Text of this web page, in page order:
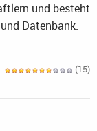
und besteht
Datenbank.
(15)